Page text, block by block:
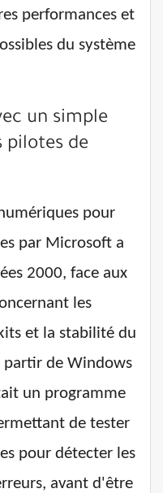
performances et
du système
un simple
pilotes de
pour
par Microsoft a
2000, face aux
les
et la stabilité du
de Windows
un programme
de tester
pour détecter les
avant d'être